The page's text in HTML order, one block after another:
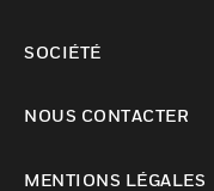
SOCIÉTÉ
NOUS CONTACTER
MENTIONS LÉGALES